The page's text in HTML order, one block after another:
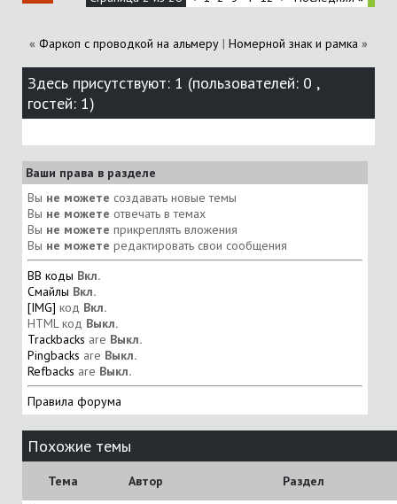
« Фаркоп с проводкой на альмеру | Номерной знак и рамка »
Здесь присутствуют: 1 (пользователей: 0 ,
гостей: 1)
Ваши права в разделе
Вы не можете создавать новые темы
Вы не можете отвечать в темах
Вы не можете прикреплять вложения
Вы не можете редактировать свои сообщения
BB коды Вкл.
Смайлы Вкл.
[IMG] код Вкл.
HTML код Выкл.
Trackbacks are Выкл.
Pingbacks are Выкл.
Refbacks are Выкл.
Правила форума
Похожие темы
Тема Автор Раздел